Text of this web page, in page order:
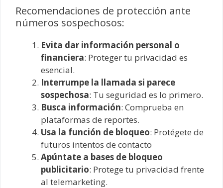
Recomendaciones de protección ante
números sospechosos:
Evita dar información personal o
financiera: Proteger tu privacidad es
esencial.
Interrumpe la llamada si parece
sospechosa: Tu seguridad es lo primero.
Busca información: Comprueba en
plataformas de reportes.
Usa la función de bloqueo: Protégete de
futuros intentos de contacto
Apúntate a bases de bloqueo
publicitario: Protege tu privacidad frente
al telemarketing.